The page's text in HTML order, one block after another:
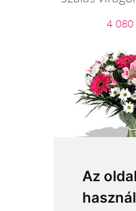
Az
használ
4
Névnapi
24 800